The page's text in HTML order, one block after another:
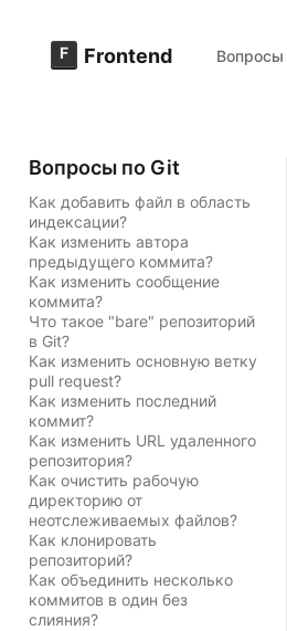
F Frontend Вопросы
Вопросы по Git
Как добавить файл в область
индексации?
Как изменить автора
предыдущего коммита?
Как изменить сообщение
коммита?
Что такое "bare" репозиторий
в Git?
Как изменить основную ветку
pull request?
Как изменить последний
коммит?
Как изменить URL удаленного
репозитория?
Как очистить рабочую
директорию от
неотслеживаемых файлов?
Как клонировать
репозиторий?
Как объединить несколько
коммитов в один без
слияния?